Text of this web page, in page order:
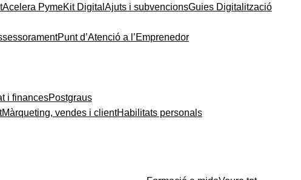
Acelera PymeKit Digital Ajuts i subvencionsGuies Digitalització
Punt d’Atenció a l’Emprenedor
i financesPostgraus
Màrqueting, vendes i clientHabilitats personals